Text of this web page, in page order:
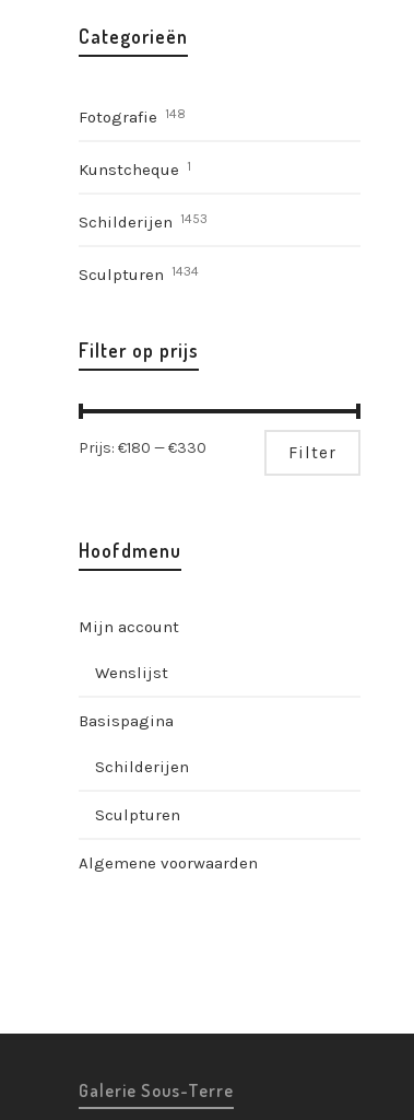
Categorieën
Fotografie 148
Kunstcheque 1
Schilderijen 1453
Sculpturen 1434
Filter op prijs
prijs
prijs
Filter
Prijs: €180 —€330
Hoofdmenu
Mijn account
Wenslijst
Basispagina
Schilderijen
Sculpturen
Algemene voorwaarden
Galerie Sous-Terre